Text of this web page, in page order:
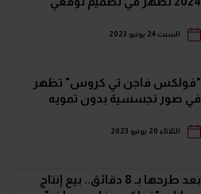
السبت 24 يونيو 2023
"فولكس فاجن تي كروس" تظهر
في صور تجسسية بدون تمويه
الثلاثاء 20 يونيو 2023
بعد طرحها بـ 8 دقائق.. بيع إنتاج